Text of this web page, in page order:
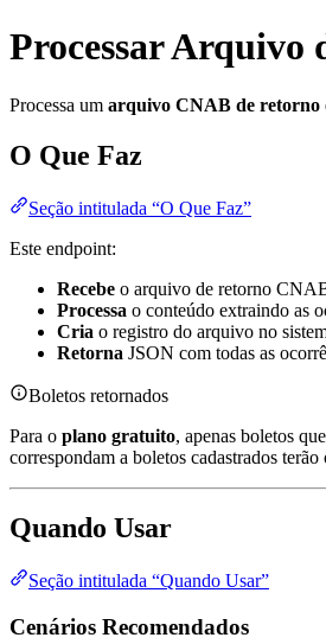
Processar Arquivo
Processa um arquivo CNAB de retorno
O Que Faz
Seção intitulada “O Que Faz”
Este endpoint:
Recebe o arquivo de retorno
Processa o conteúdo extraindo as
Cria o registro do arquivo no
Retorna JSON com todas as
Boletos retornados
Para o plano gratuito, apenas boletos
correspondam a boletos cadastrados terão
Quando Usar
Seção intitulada “Quando Usar”
Cenários Recomendados